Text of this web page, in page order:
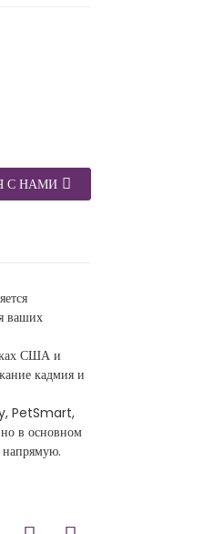
С НАМИ
ваших
США и
кадмия и
PetSmart,
в основном
напрямую.